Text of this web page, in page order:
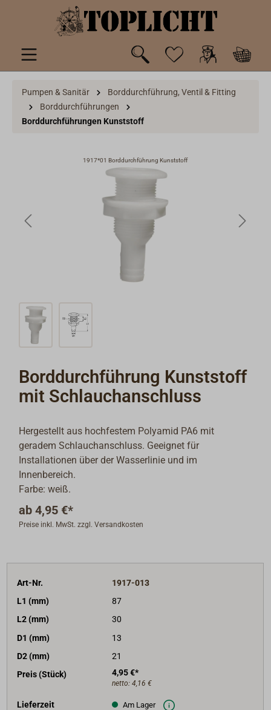
springen
Pumpen & Sanitär
Borddurchführung, Ventil & Fitting
Borddurchführungen
Borddurchführungen Kunststoff
1917*01 Borddurchführung Kunststoff
Borddurchführung Kunststoff
mit Schlauchanschluss
Hergestellt aus hochfestem Polyamid PA6 mit
geradem Schlauchanschluss. Geeignet für
Installationen über der Wasserlinie und im
Innenbereich.
Farbe: weiß.
ab 4,95 €*
Preise inkl. MwSt. zzgl. Versandkosten
Art-Nr.
1917-013
L1 (mm)
87
L2 (mm)
30
D1 (mm)
13
D2 (mm)
21
Preis (Stück)
4,95 €*
netto: 4,16 €
Lieferzeit Am Lager